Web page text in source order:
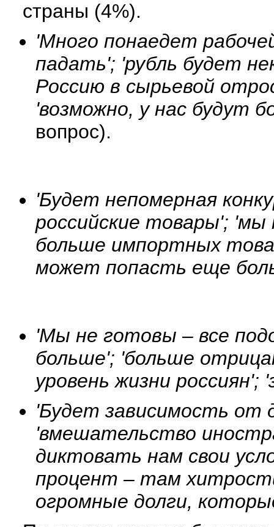
страны (4%).
'Много понаедет
падать'; 'рубль будет
Россию в сырьевой
'возможно, у нас будут
вопрос).
'Будет непомерная
российские товары';
больше импортных
может попасть еще
'Мы не готовы – все
больше'; 'больше
уровень жизни
'Будет зависимость от
'вмешательство
диктовать нам свои
процент – там
огромные долги,